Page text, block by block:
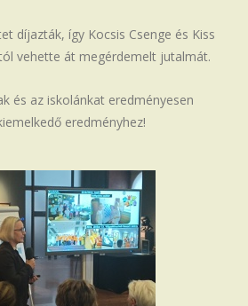
díjazták, így Kocsis Csenge és Kiss
vehette át megérdemelt jutalmát.
és az iskolánkat eredményesen
eredményhez!